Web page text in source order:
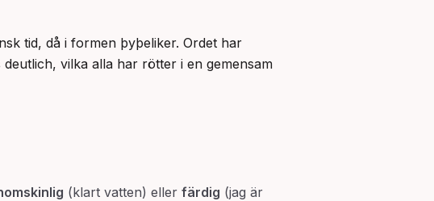
tid, då i formen þyþeliker. Ordet har
vilka alla har rötter i en gemensam
(klart vatten) eller färdig (jag är